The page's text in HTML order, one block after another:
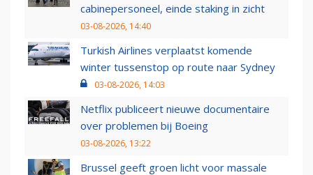
cabinepersoneel, einde staking in zicht
03-08-2026, 14:40
Turkish Airlines verplaatst komende
winter tussenstop op route naar Sydney
03-08-2026, 14:03
Netflix publiceert nieuwe documentaire
over problemen bij Boeing
03-08-2026, 13:22
Brussel geeft groen licht voor massale